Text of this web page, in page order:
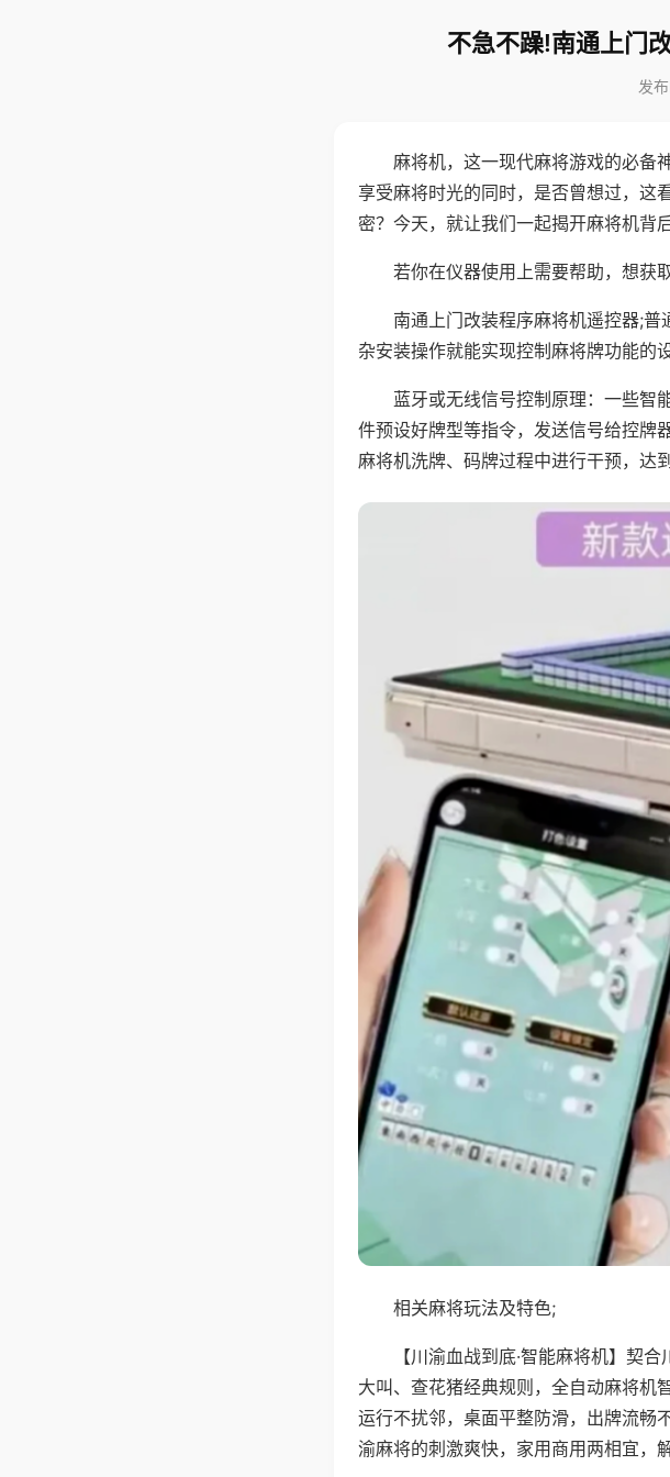
不急不躁!南通上门
发
麻将机，这一现代麻将游戏的必备
享受麻将时光的同时，是否曾想过，这
密？今天，就让我们一起揭开麻将机背
若你在仪器使用上需要帮助，想获
南通上门改装程序麻将机遥控器;
杂安装操作就能实现控制麻将牌功能的
蓝牙或无线信号控制原理：一些智
件预设好牌型等指令，发送信号给控牌
麻将机洗牌、码牌过程中进行干预，达
相关麻将玩法及特色;
【川渝血战到底·智能麻将机】契
大叫、查花猪经典规则，全自动麻将机
运行不扰邻，桌面平整防滑，出牌流畅
渝麻将的刺激爽快，家用商用两相宜，